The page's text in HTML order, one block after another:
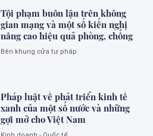
Tội phạm buôn lậu trên không
gian mạng và một số kiến nghị
nâng cao hiệu quả phòng, chống
Bên khung cửa tư pháp
Pháp luật về phát triển kinh tế
xanh của một số nước và những
gợi mở cho Việt Nam